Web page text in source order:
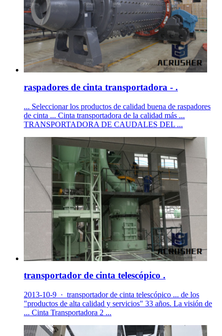
raspadores de cinta transportadora - .
... Seleccionar los productos de calidad buena de raspadores
de cinta ... Cinta transportadora de la calidad más ...
TRANSPORTADORA DE CAUDALES DEL ...
transportador de cinta telescópico .
2013-10-9 · transportador de cinta telescópico ... de los
"productos de alta calidad y servicios" 33 años. La visión de
... Cinta Transportadora 2 ...